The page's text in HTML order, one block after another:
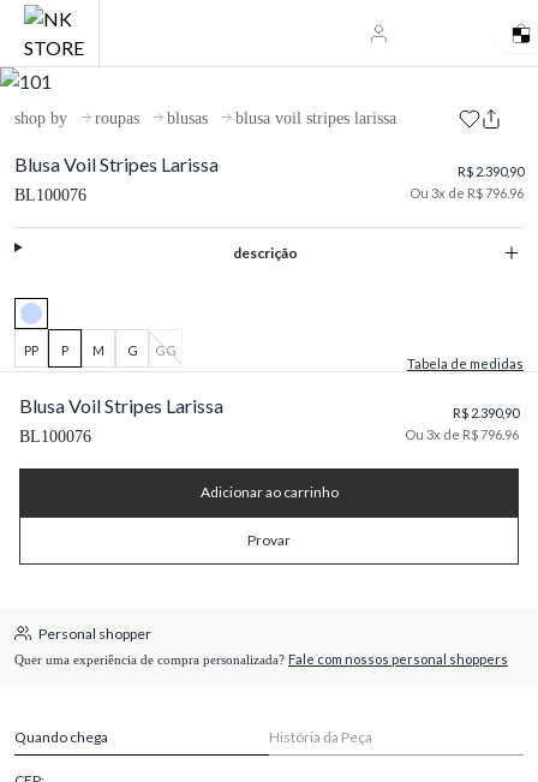
shop by roupas blusas blusa voil stripes larissa
Blusa Voil Stripes Larissa
BL100076
R$ 2.390,90
Ou 3x de R$ 796.96
descrição
PP P M G
GG
Tabela de medidas
Blusa Voil Stripes Larissa
BL100076
R$ 2.390,90
Ou 3x de R$ 796.96
Adicionar ao carrinho
Provar
Personal shopper
Quer uma experiência de compra personalizada? Fale com nossos personal shoppers
Quando chega História da Peça